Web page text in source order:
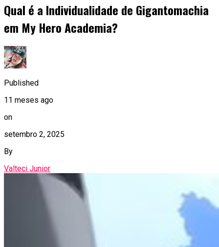
Qual é a Individualidade de Gigantomachia
em My Hero Academia?
Published
11 meses ago
on
setembro 2, 2025
By
Valteci Junior